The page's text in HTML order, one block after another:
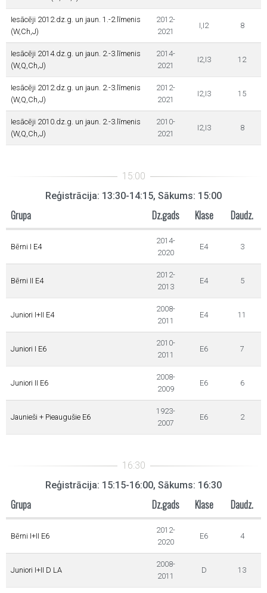
Iesācēji 2012.dz.g. un jaun. 1.-2.līmenis
(W,Ch,J)
2012-
2021
I,I2 8
Iesācēji 2014.dz.g. un jaun. 2.-3.līmenis
(W,Q,Ch,J)
2014-
2021
I2,I3 12
Iesācēji 2012.dz.g. un jaun. 2.-3.līmenis
(W,Q,Ch,J)
2012-
2021
I2,I3 15
Iesācēji 2010.dz.g. un jaun. 2.-3.līmenis
(W,Q,Ch,J)
2010-
2021
I2,I3 8
Reģistrācija: 13:30-14:15, Sākums: 15:00
Grupa Dz.gads Klase Daudz.
Bērni I E4
2014-
2020
E4 3
Bērni II E4
2012-
2013
E4 5
Juniori I+II E4
2008-
2011
E4 11
Juniori I E6
2010-
2011
E6 7
Juniori II E6
2008-
2009
E6 6
Jaunieši + Pieaugušie E6
1923-
2007
E6 2
Reģistrācija: 15:15-16:00, Sākums: 16:30
Grupa Dz.gads Klase Daudz.
Bērni I+II E6
2012-
2020
E6 4
Juniori I+II D LA
2008-
2011
D 13